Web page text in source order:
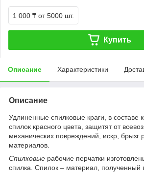
1 000 ₸ от 5000 шт.
Купить
Описание Характеристики
Описание
Удлиненные спилковые краги, в составе
спилок красного цвета, защитят от
механических повреждений, искр, брызг
материалов.
Спилковые рабочие перчатки
спилка. Спилок – материал, полученный